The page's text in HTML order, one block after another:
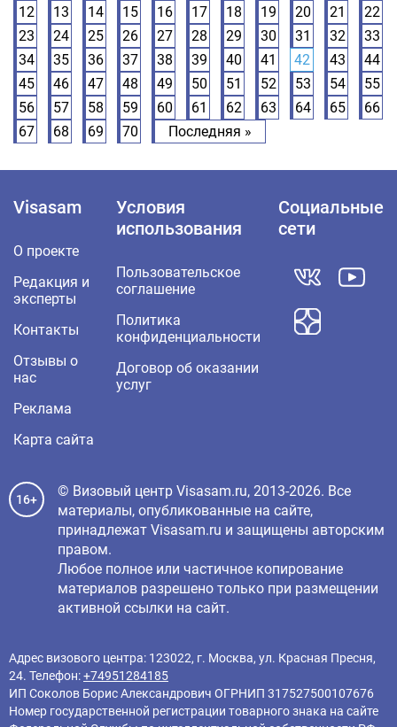
12
13 14 15 16 17 18 19 20 21
22
23
24 25 26 27 28 29 30 31 32
33
34
35 36 37 38 39 40 41 42 43
44
45
46 47 48 49 50 51 52 53 54
55
56
57 58 59 60 61 62 63 64 65
66
67
68 69 70 Последняя »
Visasam
О проекте
Редакция и
эксперты
Контакты
Отзывы о
нас
Реклама
Карта сайта
Условия
использования
Пользовательское
соглашение
Политика
конфиденциальности
Договор об оказании
услуг
Социальные
сети
16+
© Визовый центр Visasam.ru, 2013-2026. Все
материалы, опубликованные на сайте,
принадлежат Visasam.ru и защищены авторским
правом.
Любое полное или частичное копирование
материалов разрешено только при размещении
активной ссылки на сайт.
Адрес визового центра: 123022, г. Москва, ул. Красная Пресня,
24. Телефон:+74951284185
ИП Соколов Борис Александрович ОГРНИП 317527500107676
Номер государственной регистрации товарного знака на сайте